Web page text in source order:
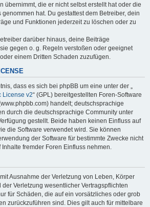
übernimmt, die er nicht selbst erstellt hat oder die
hat. Du gestattest dem Betreiber, dein
und Funktionen jederzeit zu löschen oder zu
darüber hinaus, deine Beiträge
gegen o. g. Regeln verstoßen oder geeignet
einem Dritten Schaden zuzufügen.
dass es sich bei phpBB um eine unter der „
License v2“ (GPL) bereitgestellten Foren-Software
handelt; deutschsprachige
durch die deutschsprachige Community unter
gestellt. Beide haben keinen Einfluss auf
die Software verwendet wird. Sie können
der Software für bestimmte Zwecke nicht
fremder Foren Einfluss nehmen.
Ausnahme der Verletzung von Leben, Körper
Verletzung wesentlicher Vertragspflichten
für Schäden, die auf ein vorsätzliches oder grob
zurückzuführen sind. Dies gilt auch für mittelbare